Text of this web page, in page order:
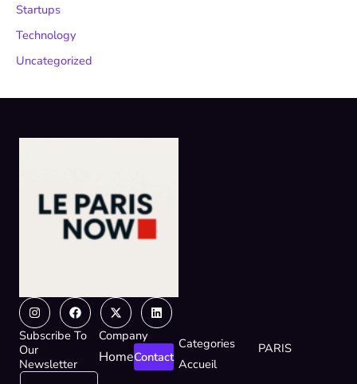
Startups
Technology
Uncategorized
InstagramFacebook
X-
twitter
Linkedin
Subscribe To
Our
Newsletter
EE
Company
HomeContact
Categories
Accueil
PARIS